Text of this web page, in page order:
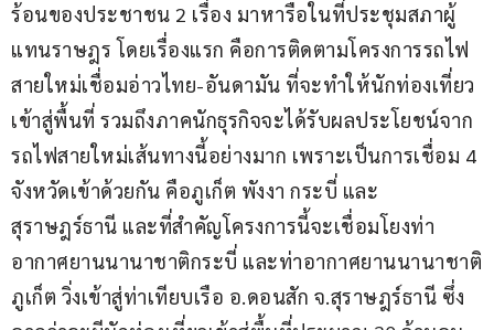
ร้อนของประชาชน 2 เรื่อง มาหารือในที่ประชุมสภาผู้
แทนราษฎร โดยเรื่องแรก คือการติดตามโครงการรถไฟ
สายใหม่เชื่อมอ่าวไทย-อันดามัน ที่จะทำให้นักท่องเที่ยว
เข้าสู่พื้นที่ รวมถึงภาคนักธุรกิจจะได้รับผลประโยชน์จาก
รถไฟสายใหม่เส้นทางนี้อย่างมาก เพราะเป็นการเชื่อม 4
จังหวัดเข้าด้วยกัน คือภูเก็ต พังงา กระบี่ และ
สุราษฎร์ธานี และที่สำคัญโครงการนี้จะเชื่อมโยงท่า
อากาศยานนานาชาติกระบี่ และท่าอากาศยานนานาชาติ
ภูเก็ต วิ่งเข้าสู่ท่าเทียบเรือ อ.ดอนสัก จ.สุราษฎร์ธานี ซึ่ง